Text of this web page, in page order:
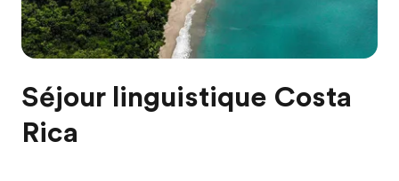
Séjour linguistique Costa
Rica